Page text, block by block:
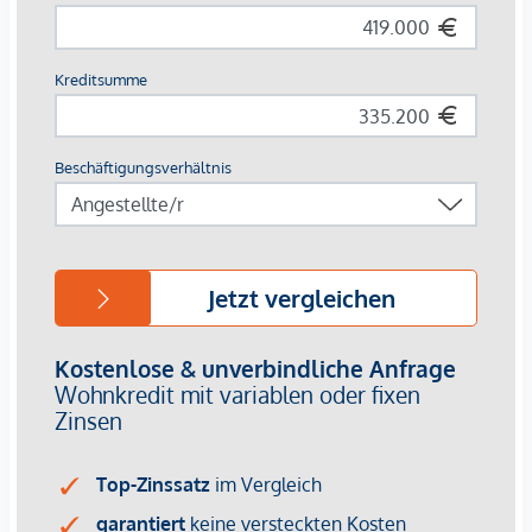
- Elektrische Fußbodenheizung im Badezimmer
- Elektrisch zu bedienende Außenjalousien
- Kellerabteile mit Lademöglichkeit für e-Bikes
- Autofreie Kinder-Spielbereiche und Begegnungszonen
- KFZ-Stellplätze in der hauseigenen Tiefgarage zum kaufen
Zur Wohnung:
Die
ist eine 2 Zimmer Balkonwohnung mit guter
Raumaufteilung der Top 5.23:
- WC mit Handwaschbecken